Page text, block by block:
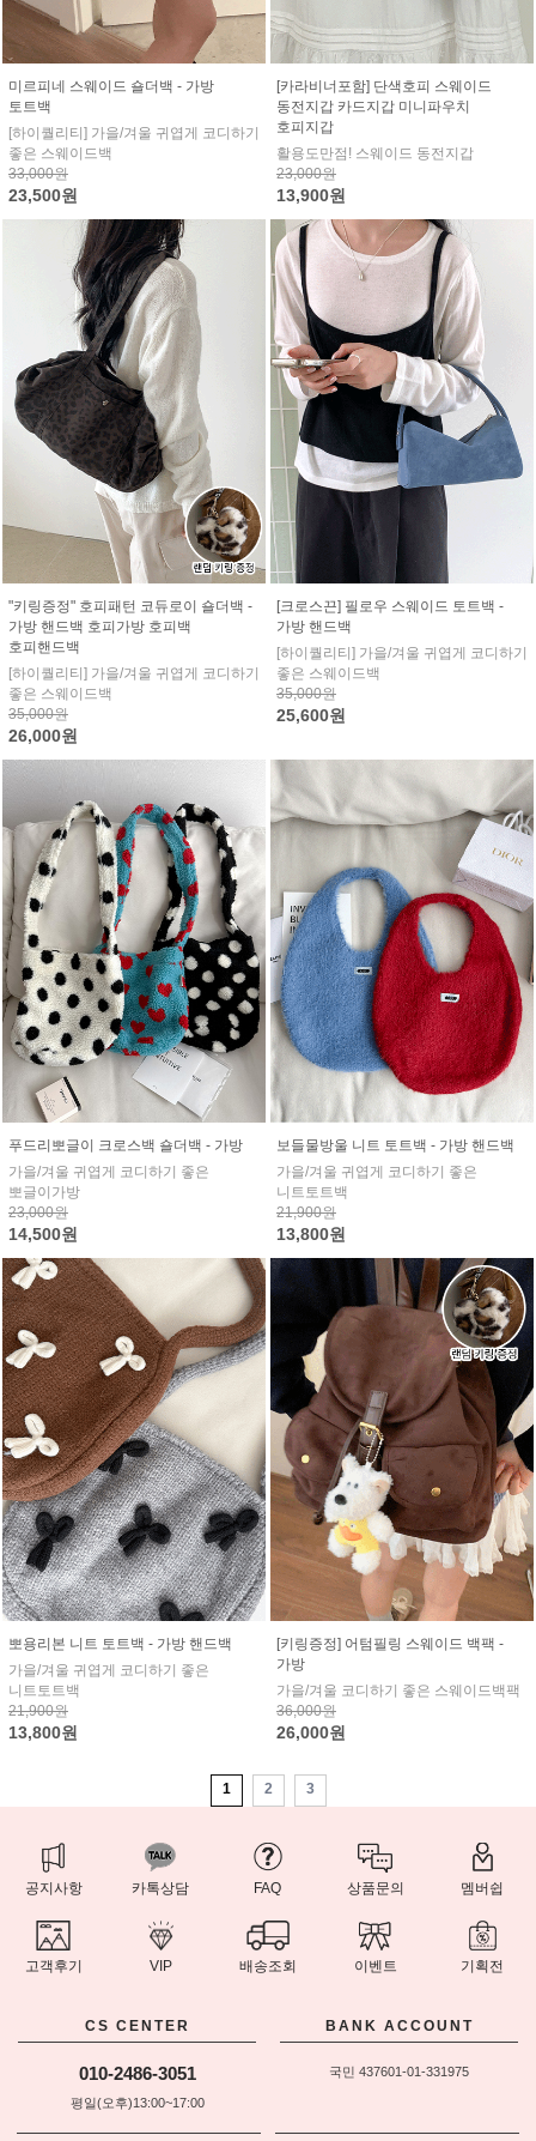
미르피네 스웨이드 숄더백 - 가방
토트백
[하이퀄리티] 가을/겨울 귀엽게 코디하기
좋은 스웨이드백
33,000원
23,500원
[카라비너포함] 단색호피 스웨이드
동전지갑 카드지갑 미니파우치
호피지갑
활용도만점! 스웨이드 동전지갑
23,000원
13,900원
"키링증정" 호피패턴 코듀로이 숄더백 -
가방 핸드백 호피가방 호피백
호피핸드백
[하이퀄리티] 가을/겨울 귀엽게 코디하기
좋은 스웨이드백
35,000원
26,000원
[크로스끈] 필로우 스웨이드 토트백 -
가방 핸드백
[하이퀄리티] 가을/겨울 귀엽게 코디하기
좋은 스웨이드백
35,000원
25,600원
푸드리뽀글이 크로스백 숄더백 - 가방
가을/겨울 귀엽게 코디하기 좋은
뽀글이가방
23,000원
14,500원
보들물방울 니트 토트백 - 가방 핸드백
가을/겨울 귀엽게 코디하기 좋은
니트토트백
21,900원
13,800원
뽀용리본 니트 토트백 - 가방 핸드백
가을/겨울 귀엽게 코디하기 좋은
니트토트백
21,900원
13,800원
[키링증정] 어텀필링 스웨이드 백팩 -
가방
가을/겨울 코디하기 좋은 스웨이드백팩
36,000원
26,000원
1 2 3
공지사항 카톡상담 FAQ 상품문의 멤버쉽
고객후기 VIP 배송조회 이벤트 기획전
CS CENTER
010-2486-3051
평일(오후)13:00~17:00
BANK ACCOUNT
국민 437601-01-331975